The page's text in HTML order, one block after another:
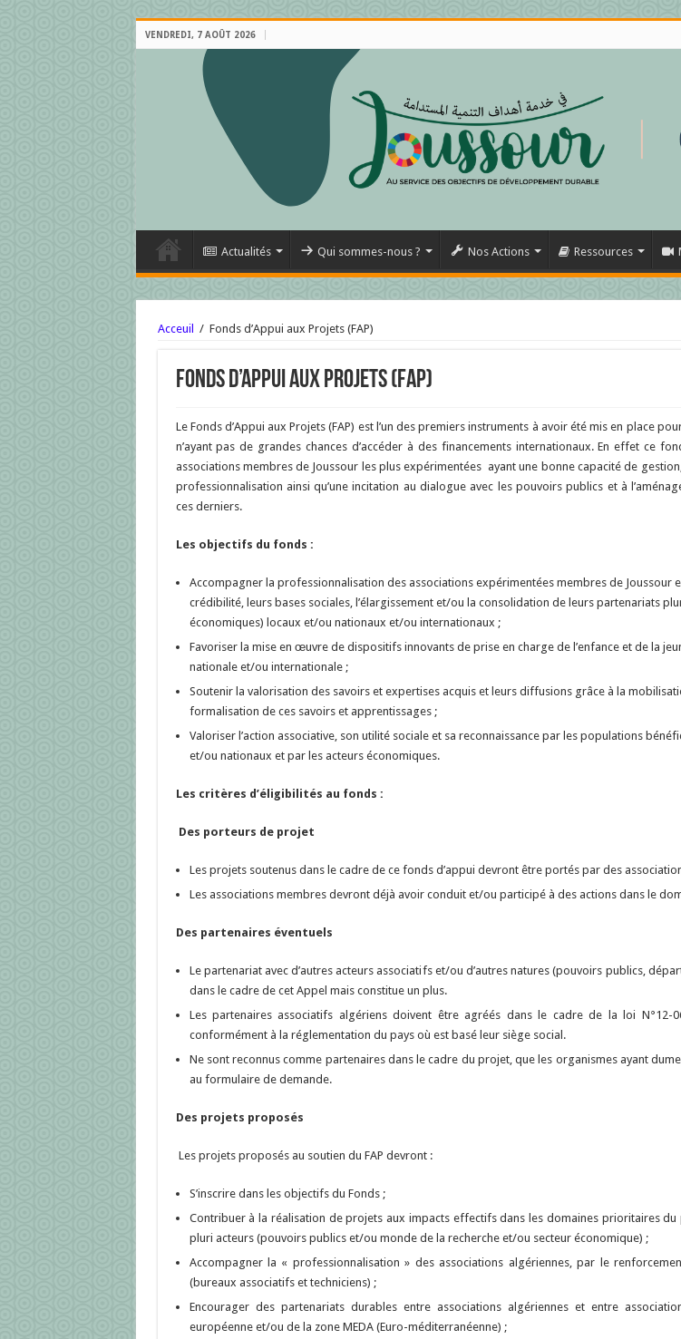
VENDREDI, 7 AOÛT 2026
Actualités Qui sommes-nous ? Nos Actions Ressources
Acceuil / Fonds d’Appui aux Projets (FAP)
Fonds d’Appui aux Projets (FAP)
Le Fonds d’Appui aux Projets (FAP) est l’un des premiers instruments à avoir été mis en place
n’ayant pas de grandes chances d’accéder à des financements internationaux. En effet ce
associations membres de Joussour les plus expérimentées ayant une bonne capacité de
professionnalisation ainsi qu’une incitation au dialogue avec les pouvoirs publics et à
ces derniers.
Les objectifs du fonds :
Accompagner la professionnalisation des associations expérimentées membres de Joussour
crédibilité, leurs bases sociales, l’élargissement et/ou la consolidation de leurs partenariats
économiques) locaux et/ou nationaux et/ou internationaux ;
Favoriser la mise en œuvre de dispositifs innovants de prise en charge de l’enfance et de la
nationale et/ou internationale ;
Soutenir la valorisation des savoirs et expertises acquis et leurs diffusions grâce à la
formalisation de ces savoirs et apprentissages ;
Valoriser l’action associative, son utilité sociale et sa reconnaissance par les populations
et/ou nationaux et par les acteurs économiques.
Les critères d’éligibilités au fonds :
Des porteurs de projet
Les projets soutenus dans le cadre de ce fonds d’appui devront être portés par des
Les associations membres devront déjà avoir conduit et/ou participé à des actions dans le
Des partenaires éventuels
Le partenariat avec d’autres acteurs associatifs et/ou d’autres natures (pouvoirs publics,
dans le cadre de cet Appel mais constitue un plus.
Les partenaires associatifs algériens doivent être agréés dans le cadre de la loi
conformément à la réglementation du pays où est basé leur siège social.
Ne sont reconnus comme partenaires dans le cadre du projet, que les organismes ayant
au formulaire de demande.
Des projets proposés
Les projets proposés au soutien du FAP devront :
S’inscrire dans les objectifs du Fonds ;
Contribuer à la réalisation de projets aux impacts effectifs dans les domaines prioritaires
pluri acteurs (pouvoirs publics et/ou monde de la recherche et/ou secteur économique) ;
Accompagner la « professionnalisation » des associations algériennes, par le
(bureaux associatifs et techniciens) ;
Encourager des partenariats durables entre associations algériennes et entre
européenne et/ou de la zone MEDA (Euro-méditerranéenne) ;